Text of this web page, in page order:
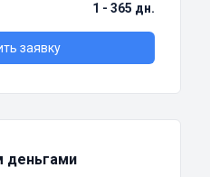
1 - 365 дн.
заявку
деньгами